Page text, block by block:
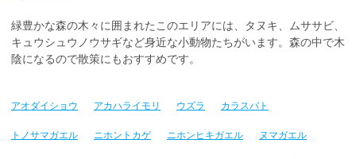
緑豊かな森の木々に囲まれたこのエリアには、タヌキ、ムササビ、
キュウシュウノウサギなど身近な小動物たちがいます。森の中で木
陰になるので散策にもおすすめです。
アオダイショウ アカハライモリ ウズラ カラスバト
トノサマガエル ニホントカゲ ニホンヒキガエル ヌマガエル